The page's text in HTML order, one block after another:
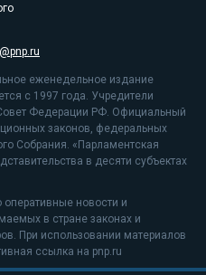
еженедельное издание
с 1997 года. Учредители
Федерации РФ. Официальный
законов, федеральных
Собрания. «Парламентская
в десяти субъектах
оперативные новости и
в стране законах и
При использовании материалов
ссылка на pnp.ru